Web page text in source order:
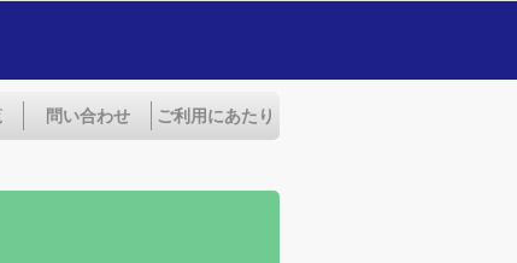
問い合わせ ご利用にあたり